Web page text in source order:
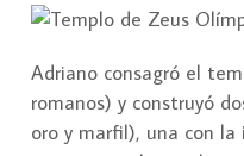
Adriano consagró el
romanos) y construyó
oro y marfil), una con